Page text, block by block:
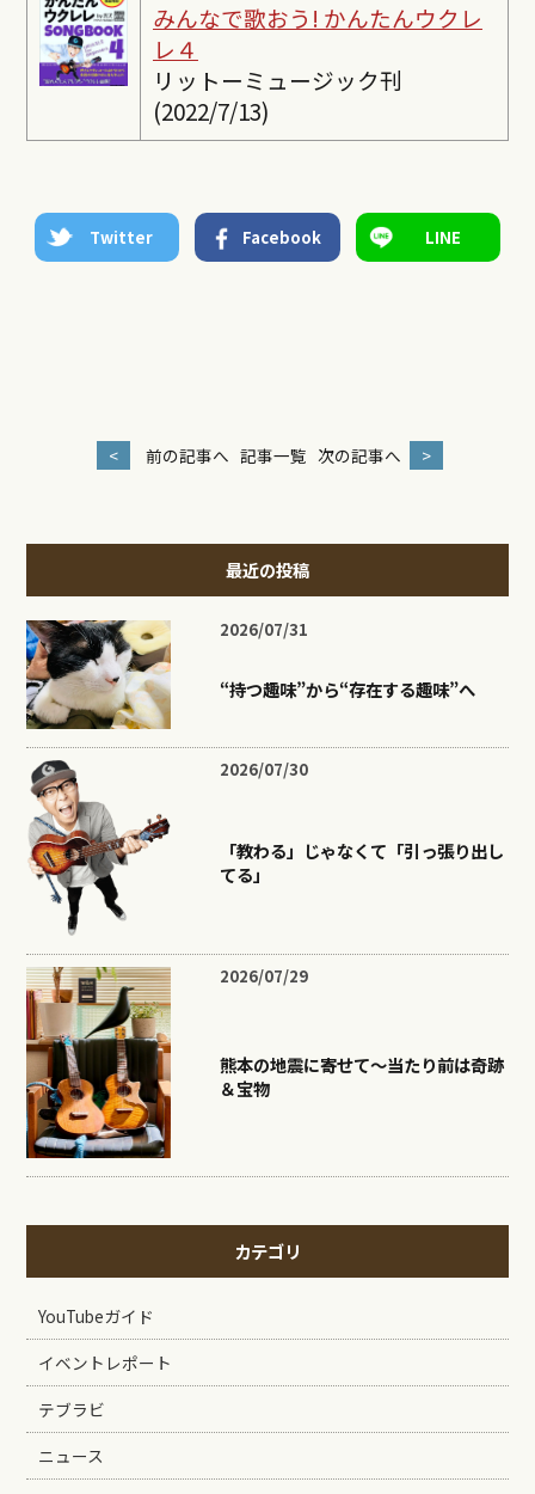
みんなで歌おう! かんたんウクレ
レ４
リットーミュージック刊
(2022/7/13)
Twitter Facebook LINE
< 前の記事へ 記事一覧 次の記事へ >
最近の投稿
2026/07/31
“持つ趣味”から“存在する趣味”へ
2026/07/30
「教わる」じゃなくて「引っ張り出し
てる」
2026/07/29
熊本の地震に寄せて〜当たり前は奇跡
＆宝物
カテゴリ
YouTubeガイド
イベントレポート
テブラビ
ニュース